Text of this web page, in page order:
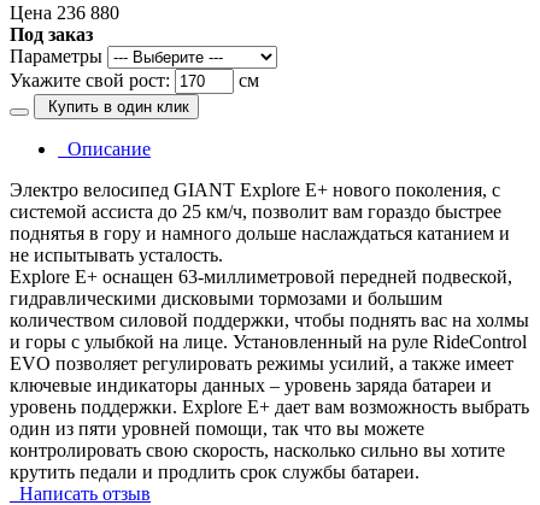
Цена 236 880
Под заказ
Параметры
Укажите свой рост:
см
Купить в один клик
Описание
Электро велосипед GIANT Explore E+ нового поколения, с
системой ассиста до 25 км/ч, позволит вам гораздо быстрее
поднятья в гору и намного дольше наслаждаться катанием и
не испытывать усталость.
Explore E+ оснащен 63-миллиметровой передней подвеской,
гидравлическими дисковыми тормозами и большим
количеством силовой поддержки, чтобы поднять вас на холмы
и горы с улыбкой на лице. Установленный на руле RideControl
EVO позволяет регулировать режимы усилий, а также имеет
ключевые индикаторы данных – уровень заряда батареи и
уровень поддержки. Explore E+ дает вам возможность выбрать
один из пяти уровней помощи, так что вы можете
контролировать свою скорость, насколько сильно вы хотите
крутить педали и продлить срок службы батареи.
Написать отзыв